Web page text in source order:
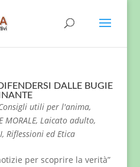
DALLE BUGIE
utili per l'anima,
MORALE, Laicato adulto,
, Riflessioni ed Etica
per scoprire la verità”